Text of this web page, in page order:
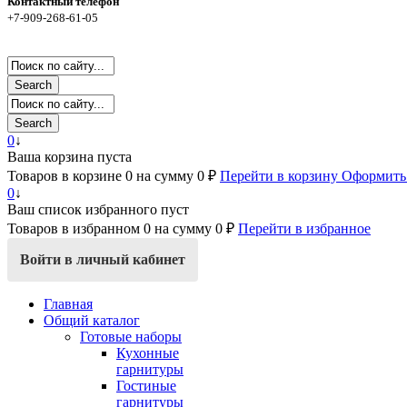
+7-909-268-61-05
Search
Search
0↓
Ваша корзина пуста
Товаров в корзине 0 на сумму 0 ₽ Перейти в корзину Оформить
0↓
Ваш список избранного пуст
Товаров в избранном 0 на сумму 0 ₽ Перейти в избранное
Войти в личный кабинет
Главная
Общий каталог
Готовые наборы
Кухонные
гарнитуры
Гостиные
гарнитуры